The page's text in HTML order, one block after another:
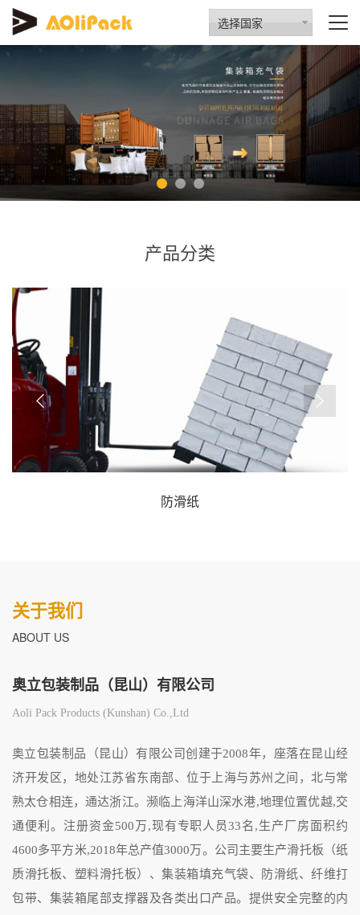
选择国家
产品分类
防滑纸
关于我们
ABOUT US
奥立包装制品（昆山）有限公司
Aoli Pack Products (Kunshan) Co.,Ltd
奥立包装制品（昆山）有限公司创建于2008年，座落在昆山经
济开发区，地处江苏省东南部、位于上海与苏州之间，北与常
熟太仓相连，通达浙江。濒临上海洋山深水港,地理位置优越,交
通便利。注册资金500万,现有专职人员33名,生产厂房面积约
4600多平方米,2018年总产值3000万。公司主要生产滑托板（纸
质滑托板、塑料滑托板）、集装箱填充气袋、防滑纸、纤维打
包带、集装箱尾部支撑器及各类出口产品。提供安全完整的内